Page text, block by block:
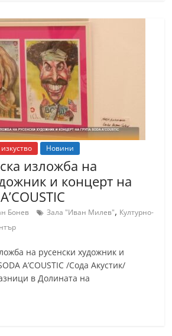
Новини
изложба на
и концерт на
Бонев Зала "Иван Милев", Културно-
на русенски художник и
A’COUSTIC /Сода Акустик/
в Долината на